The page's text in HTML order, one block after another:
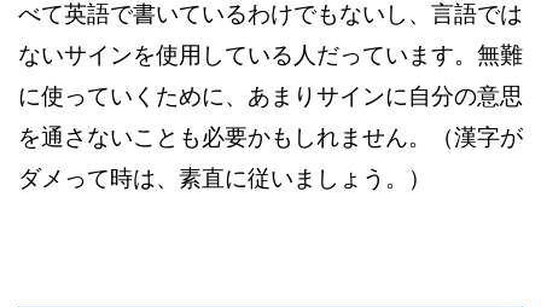
べて英語で書いているわけでもないし、言語では
ないサインを使用している人だっています。無難
に使っていくために、あまりサインに自分の意思
を通さないことも必要かもしれません。（漢字が
ダメって時は、素直に従いましょう。）